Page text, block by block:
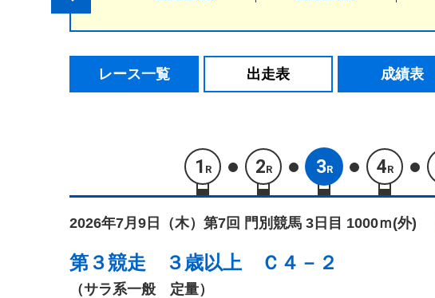
レース一覧 出走表 成績表
1 R 2R 3R 4R
2026年7月9日（木） 第7回 門別競馬 3日目 1000ｍ(外)
第３競走 ３歳以上 Ｃ４－２
（サラ系一般 定量）